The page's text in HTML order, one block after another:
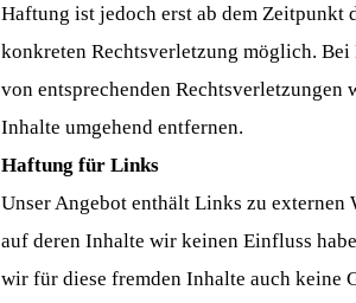
Haftung ist jedoch erst ab dem Zeitpunkt
konkreten Rechtsverletzung möglich. Bei
von entsprechenden Rechtsverletzungen
Inhalte umgehend entfernen.
Haftung für Links
Unser Angebot enthält Links zu externen
auf deren Inhalte wir keinen Einfluss
wir für diese fremden Inhalte auch keine